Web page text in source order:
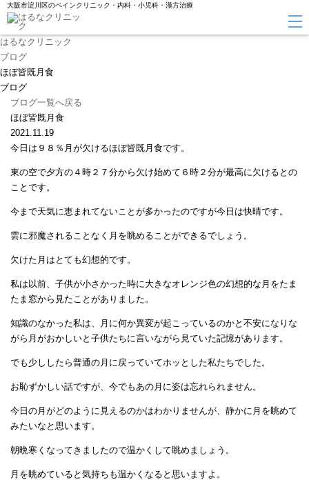
大阪市淀川区のペインクリニック・内科・小児科・漢方治療
はるなクリニック
ブログ
ほぼ皆既月食
ブログ
ブログ一覧へ戻る
ほぼ皆既月食
2021.11.19
今日は９８％月が欠けるほぼ皆既月食です。
東の空で夕方の４時２７分から欠け始めて６時２分が最高に欠けるとの
ことです。
今まで天気に恵まれてないことが多かったのですが今日は快晴です。
雲に邪魔されることなく月を眺めることができるでしょう。
欠けた月はとても幻想的です。
私は以前、子供が小さかった時に大きなオレンジ色の幻想的な月をたま
たま窓から見たことがありました。
知識のなかった私は、月に何か異変が起こっているのかと不安になりな
がら月がおかしいと子供たちに言いながら見ていた記憶があります。
でも少ししたら普通の月に戻っていてホッとした私たちでした。
お恥ずかしい話ですが、今でもあの月に姿は忘れられません。
今日の月がどのように見えるのかはわかりませんが、静かに月を眺めて
みたいなと思います。
朝晩寒くなってきましたので温かくして眺めましょう。
月を眺めていると気持ちも温かくなると思いますよ。